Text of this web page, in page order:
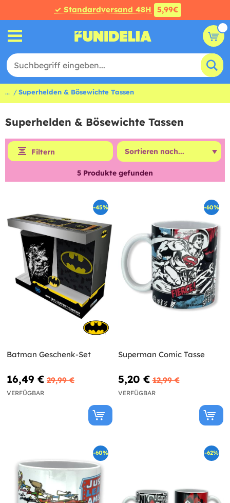
✓ Standardversand 48H 5,99€
... Superhelden & Bösewichte Tassen
Superhelden & Bösewichte Tassen
Filtern
5 Produkte gefunden
-45%
Batman Geschenk-Set
16,49 € 29,99 €
VERFÜGBAR
-60%
Superman Comic Tasse
5,20 € 12,99 €
VERFÜGBAR
-60% -62%